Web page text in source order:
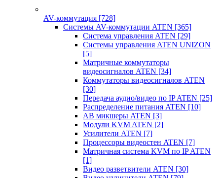
AV-коммутация [728]
Системы AV-коммутации ATEN [365]
Система управления ATEN [29]
Системы управления ATEN UNIZON
[5]
Матричные коммутаторы
видеосигналов ATEN [34]
Коммутаторы видеосигналов ATEN
[30]
Передача аудио/видео по IP ATEN [25]
Распределение питания ATEN [10]
АВ микшеры ATEN [3]
Модули KVM ATEN [2]
Усилители ATEN [7]
Процессоры видеостен ATEN [7]
Матричная система KVM по IP ATEN
[1]
Видео разветвители ATEN [30]